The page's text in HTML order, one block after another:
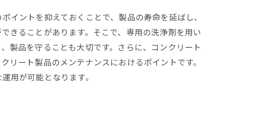
イントを抑えておくことで、製品の寿命を延ばし、
きることがあります。そこで、専用の洗浄剤を用い
製品を守ることも大切です。さらに、コンクリート
ート製品のメンテナンスにおけるポイントです。
用が可能となります。